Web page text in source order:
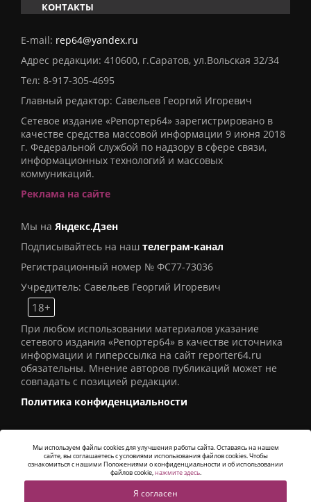
КОНТАКТЫ
E-mail: rep64@yandex.ru
Адрес редакции: 410600, г.Саратов, ул.Вольская 32/34
Тел: 8-917-305-4695
Главный редактор: Савельев Георгий Игоревич
Сетевое издание «Репортер64» зарегистрировано в
качестве средства массовой информации 9 июня 2018
г. Федеральной службой по надзору в сфере связи,
информационных технологий и массовых
коммуникаций.
Реклама на сайте
Мы на Яндекс.Дзен
Подписывайтесь на наш телеграм-канал
Регистрационный номер № ФС77-73036
Учредитель: Савельев Георгий Игоревич
18+
При любом использовании материалов указание
сетевого издания «Репортер64» в качестве источника
информации и гиперссылка на сайт reporter64.ru
обязательны. Мнение авторов публикаций может не
совпадать с позицией редакции.
Политика конфиденциальности
© 2016СИ «Репортер64». Все права защищены -
Alatis Studio
Мы используем файлы cookies для улучшения работы сайта. Оставаясь на нашем
сайте, вы соглашаетесь с условиями использования файлов cookies. Чтобы
ознакомиться с нашими Положениями о конфиденциальности и об использовании
файлов cookie,нажмите здесь.
Я согласен